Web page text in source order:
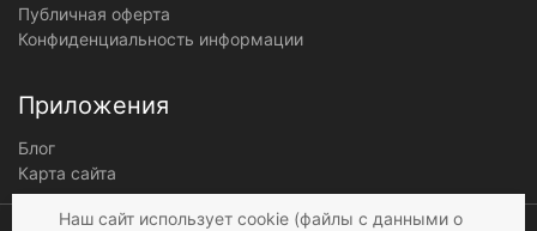
Публичная оферта
Конфиденциальность информации
Приложения
Блог
Карта сайта
Мы получаем и
Наш сайт использует cookie (файлы с данными о